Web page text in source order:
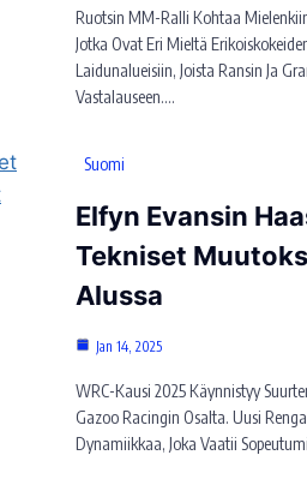
Ruotsin MM-Ralli Kohtaa
Jotka Ovat Eri Mieltä
Laidunalueisiin, Joista Ransin Ja
Vastalauseen.…
Suomi
Elfyn Evansin
Tekniset
Alussa
Jan 14, 2025
WRC-Kausi 2025 Käynnistyy
Gazoo Racingin Osalta. Uusi
Dynamiikkaa, Joka Vaatii